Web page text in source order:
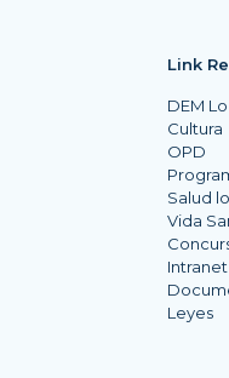
Link
DEM
Cultura
OPD
Salud
Vida
Leyes